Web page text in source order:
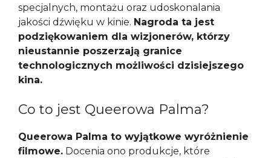
specjalnych, montażu oraz udoskonalania
jakości dźwięku w kinie. Nagroda ta jest
podziękowaniem dla wizjonerów, którzy
nieustannie poszerzają granice
technologicznych możliwości dzisiejszego
kina.
Co to jest Queerowa Palma?
Queerowa Palma to wyjątkowe wyróżnienie
filmowe. Docenia ono produkcje, które